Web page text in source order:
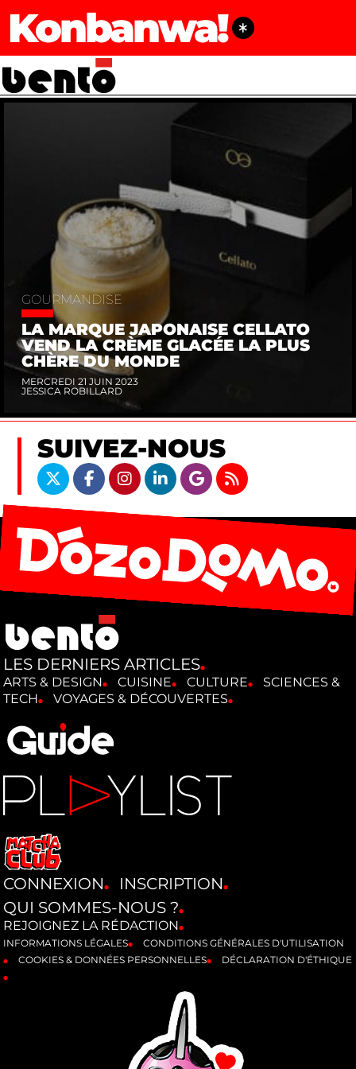
Konbanwa!
GOURMANDISE
LA MARQUE JAPONAISE CELLATO
VEND LA CRÈME GLACÉE LA PLUS
CHÈRE DU MONDE
MERCREDI 21 JUIN 2023
JESSICA ROBILLARD
SUIVEZ-NOUS
LES DERNIERS ARTICLES
ARTS & DESIGN CUISINE CULTURE
SCIENCES &
TECH
VOYAGES & DÉCOUVERTES
CONNEXION
INSCRIPTION
QUI SOMMES-NOUS ?
REJOIGNEZ LA RÉDACTION
INFORMATIONS LÉGALES
CONDITIONS GÉNÉRALES D'UTILISATION
COOKIES & DONNÉES PERSONNELLES
DÉCLARATION D'ÉTHIQUE